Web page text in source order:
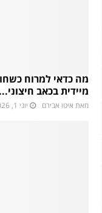
מה כדאי למרוח
מיידית בכאב חיצוני...
מאת איטו אבירם יוני 1, 2026